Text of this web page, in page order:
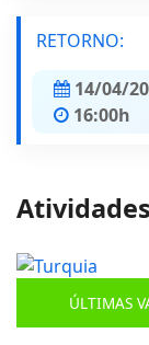
RETORNO:
14/04/
16:00h
ÚLTIMAS